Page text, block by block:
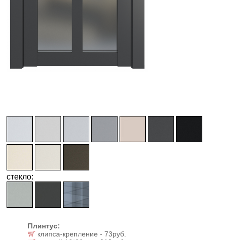
стекло:
Плинтус:
клипса-крепление - 73руб.